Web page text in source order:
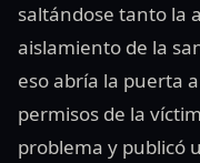
saltándose tanto la
aislamiento de la
eso abría la puerta
permisos de la
problema y publicó